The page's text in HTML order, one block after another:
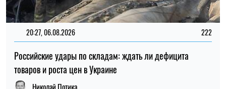
15:59, 06.08.2026